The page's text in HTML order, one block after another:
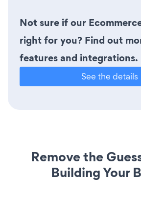
Not sure if our
right for you? Find out
features and integrations.
See the details
Remove the
Building Your